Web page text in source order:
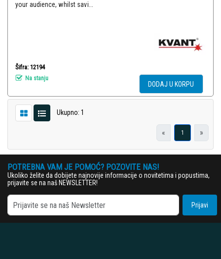
your audience, whilst savi...
Šifra: 12194
Na stanju
DODAJ U KORPU
Ukupno: 1
« 1 »
POTREBNA VAM JE POMOĆ? POZOVITE NAS!
Ukoliko želite da dobijete najnovije informacije o novitetima i popustima,
prijavite se na naš NEWSLETTER!
Prijavi